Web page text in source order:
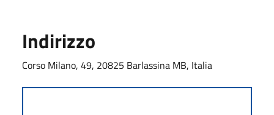
Indirizzo
Corso Milano, 49, 20825 Barlassina MB, Italia